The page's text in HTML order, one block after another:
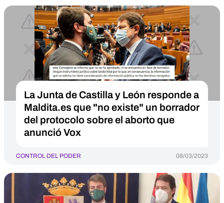
La Junta de Castilla y León responde a
Maldita.es que "no existe" un borrador
del protocolo sobre el aborto que
anunció Vox
CONTROL DEL PODER 08/03/2023